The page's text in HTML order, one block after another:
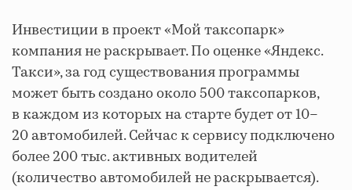
Инвестиции в проект «Мой таксопарк»
компания не раскрывает. По оценке «Яндекс.
Такси», за год существования программы
может быть создано около 500 таксопарков,
в каждом из которых на старте будет от 10–
20 автомобилей. Сейчас к сервису подключено
более 200 тыс. активных водителей
(количество автомобилей не раскрывается).